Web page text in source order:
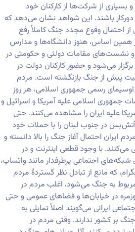
بسیاری از شرکت‌ها از کارکنان خود
باشند. این شواهد نشان می‌دهد که
از احتمال وقوع مجدد جنگ کاملاً رفع
اساس، هنوز دانشگاه‌ها و مدارس
و نشست‌های مقامات دولتی و حکومتی در
می‌شود و حضور کارکنان دولت در
پیش از جنگ بازنگشته است. مردم
رسمی جمهوری اسلامی، هر روز
جمهوری اسلامی علیه آمریکا و اسرائیل و
علیه ایران را مشاهده می‌کنند. حتی
در جنوب لبنان را با حملات خود
ایران احتمال آغاز جنگ را بالا دانسته و
می‌کنند. با وجود قطعی اینترنت و در
اجتماعی پرطرفدار مانند واتساپ،
که مانع از تبادل نظر گستردهٔ مردم
به جنگ می‌شود، اغلب مردم در
در خیابان‌ها و فضاهای عمومی و حتی
ایرانی می‌گویند اصلاً تمایلی به
بر کشور ندارند. وقتی مردم در